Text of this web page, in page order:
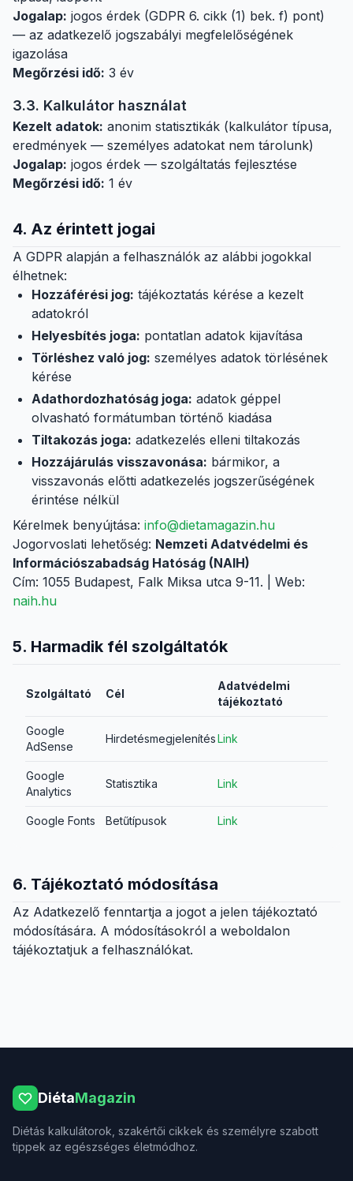
Jogalap: jogos érdek (GDPR 6. cikk (1) bek. f) pont)
— az adatkezelő jogszabályi megfelelőségének
igazolása
Megőrzési idő: 3 év
3.3. Kalkulátor használat
Kezelt adatok: anonim statisztikák (kalkulátor típusa,
eredmények — személyes adatokat nem tárolunk)
Jogalap: jogos érdek — szolgáltatás fejlesztése
Megőrzési idő: 1 év
4. Az érintett jogai
A GDPR alapján a felhasználók az alábbi jogokkal
élhetnek:
Hozzáférési jog: tájékoztatás kérése a kezelt
adatokról
Helyesbítés joga: pontatlan adatok kijavítása
Törléshez való jog: személyes adatok törlésének
kérése
Adathordozhatóság joga: adatok géppel
olvasható formátumban történő kiadása
Tiltakozás joga: adatkezelés elleni tiltakozás
Hozzájárulás visszavonása: bármikor, a
visszavonás előtti adatkezelés jogszerűségének
érintése nélkül
Kérelmek benyújtása: info@dietamagazin.hu
Jogorvoslati lehetőség: Nemzeti Adatvédelmi és
Információszabadság Hatóság (NAIH)
Cím: 1055 Budapest, Falk Miksa utca 9-11. | Web:
naih.hu
5. Harmadik fél szolgáltatók
Szolgáltató Cél
Adatvédelmi
tájékoztató
Google
AdSense
HirdetésmegjelenítésLink
Google
Analytics
Statisztika Link
Google Fonts Betűtípusok Link
6. Tájékoztató módosítása
Az Adatkezelő fenntartja a jogot a jelen tájékoztató
módosítására. A módosításokról a weboldalon
tájékoztatjuk a felhasználókat.
DiétaMagazin
Diétás kalkulátorok, szakértői cikkek és személyre szabott
tippek az egészséges életmódhoz.